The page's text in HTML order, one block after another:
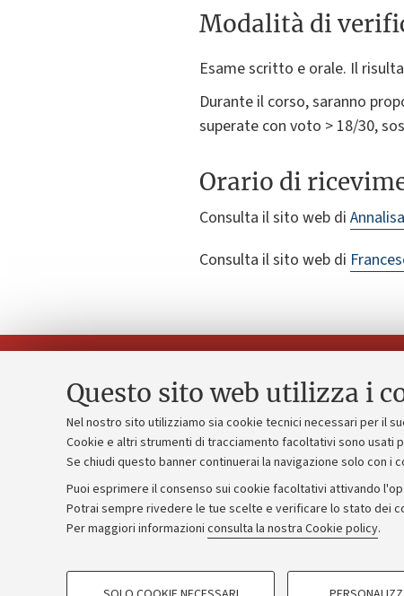
Questo sito web utilizza i
Nel nostro sito utilizziamo sia cookie tecnici necessari per il
Cookie e altri strumenti di tracciamento facoltativi sono usati
Se chiudi questo banner continuerai la navigazione solo con i
Puoi esprimere il consenso sui cookie facoltativi attivando
Potrai sempre rivedere le tue scelte e verificare lo stato dei
Per maggiori informazioni consulta la nostra Cookie policy.
COOKIE DI PROFILAZIONE - FACOLTATIVI
Modalità di
Esame scritto e orale. Il
Durante il corso, saranno
superate con voto > 18/30,
Orario di
Consulta il sito web di
Consulta il sito web di
Contatti e PEC
Uffici dell'amministrazione generale
Lavora con noi
Alumni community
Piano
Bilanci
Donazioni e